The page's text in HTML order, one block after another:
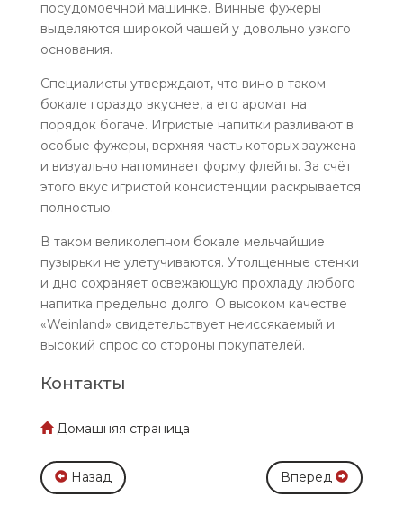
посудомоечной машинке. Винные фужеры
выделяются широкой чашей у довольно узкого
основания.
Специалисты утверждают, что вино в таком
бокале гораздо вкуснее, а его аромат на
порядок богаче. Игристые напитки разливают в
особые фужеры, верхняя часть которых заужена
и визуально напоминает форму флейты. За счёт
этого вкус игристой консистенции раскрывается
полностью.
В таком великолепном бокале мельчайшие
пузырьки не улетучиваются. Утолщенные стенки
и дно сохраняет освежающую прохладу любого
напитка предельно долго. О высоком качестве
«Weinland» свидетельствует неиссякаемый и
высокий спрос со стороны покупателей.
Контакты
Домашняя страница
Назад Вперед